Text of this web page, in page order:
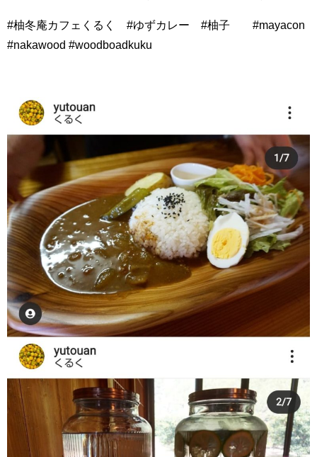
#柚冬庵カフェくるく #ゆずカレー #柚子 #mayacon
#nakawood #woodboadkuku